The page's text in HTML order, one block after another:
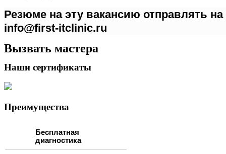
Резюме на эту вакансию отправлять
info@first-itclinic.ru
Вызвать мастера
Наши сертификаты
Преимущества
Бесплатная
диагностика